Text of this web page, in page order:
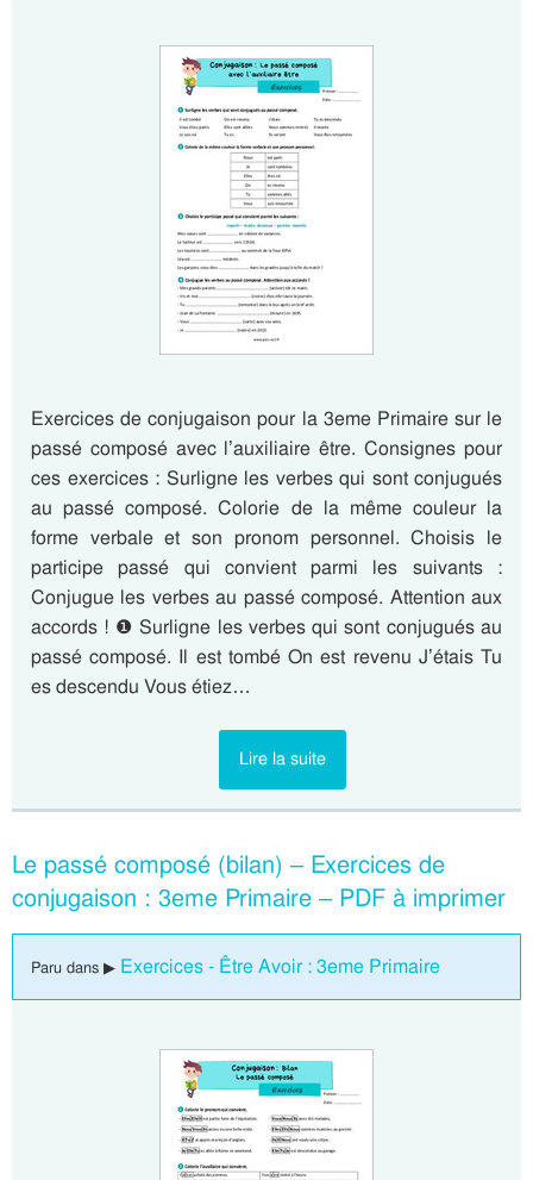
Exercices de conjugaison pour la 3eme Primaire sur le
passé composé avec l’auxiliaire être. Consignes pour
ces exercices : Surligne les verbes qui sont conjugués
au passé composé. Colorie de la même couleur la
forme verbale et son pronom personnel. Choisis le
participe passé qui convient parmi les suivants :
Conjugue les verbes au passé composé. Attention aux
accords ! ❶ Surligne les verbes qui sont conjugués au
passé composé. Il est tombé On est revenu J’étais Tu
es descendu Vous étiez…
Lire la suite
Le passé composé (bilan) – Exercices de
conjugaison : 3eme Primaire – PDF à imprimer
Paru dans ▶ Exercices - Être Avoir : 3eme Primaire